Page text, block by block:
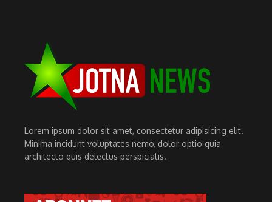
Lorem ipsum dolor sit amet, consectetur adipisicing elit.
Minima incidunt voluptates nemo, dolor optio quia
architecto quis delectus perspiciatis.